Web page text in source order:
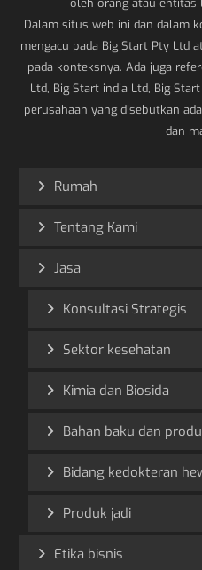
Dalam situs web ini dan dalam
mengacu pada Big Start Pty Ltd
pada konteksnya. Ada juga
Ltd, Big Start india Ltd, Big
perusahaan yang disebutkan
dan
Rumah
Tentang Kami
Jasa
Konsultasi Strategis
Sektor kesehatan
Kimia dan Biosida
Bahan baku dan
Bidang kedokteran
Produk jadi
Etika bisnis